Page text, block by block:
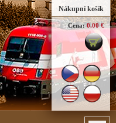
Nákupní košík
Cena: 0.00 €